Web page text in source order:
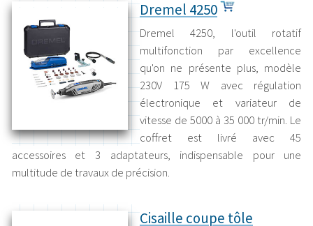
Dremel 4250
Dremel 4250, l'outil rotatif
multifonction par excellence
qu'on ne présente plus, modèle
230V 175 W avec régulation
électronique et variateur de
vitesse de 5000 à 35 000 tr/min. Le
coffret est livré avec 45
accessoires et 3 adaptateurs, indispensable pour une
multitude de travaux de précision.
Cisaille coupe tôle